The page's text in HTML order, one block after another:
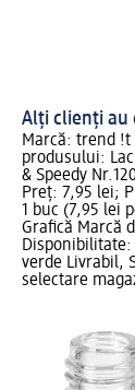
Alți clienți au
Marcă: trend !t
produsului:
& Speedy
Preț: 7,95 lei;
1 buc (7,95 lei
Grafică Marcă
Disponibilitate:
verde Livrabil,
selectare